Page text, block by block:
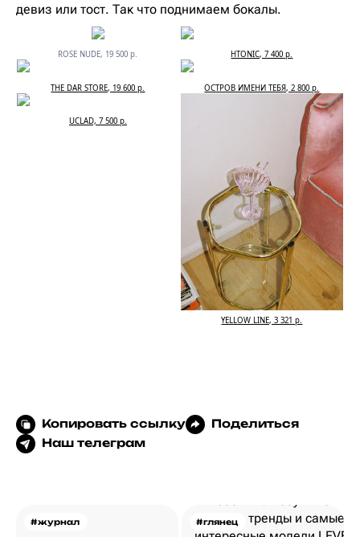
девиз или тост. Так что поднимаем бокалы.
ROSE NUDE, 19 500 р. HTONIC, 7 400 р.
THE DAR STORE, 19 600 р. ОСТРОВ ИМЕНИ ТЕБЯ, 2 800 р.
UCLAD, 7 500 р.
YELLOW LINE, 3 321 р.
Копировать ссылку
Поделиться
Наш телеграм
#журнал #глянец